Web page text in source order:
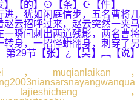
发】【的】⊙【条】☪【件】
进，犹如闲庭信步，五名曹将几
云招呼过来，赵云突然一夹马
瞬间刺出两道残影，两名曹将
身，一招怪蟒翻身，刺穿了另
29节【张】¿【昊】︻【说】
muqianlaikan，
，